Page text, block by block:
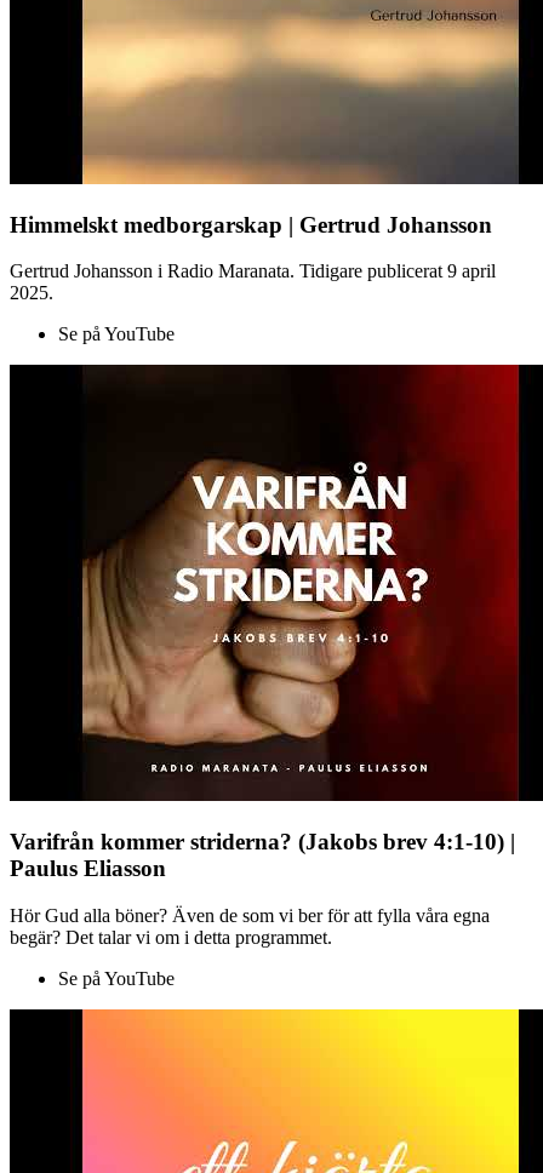
Himmelskt medborgarskap | Gertrud Johansson
Gertrud Johansson i Radio Maranata. Tidigare publicerat 9 april
2025.
Se på YouTube
Varifrån kommer striderna? (Jakobs brev 4:1-10) |
Paulus Eliasson
Hör Gud alla böner? Även de som vi ber för att fylla våra egna
begär? Det talar vi om i detta programmet.
Se på YouTube